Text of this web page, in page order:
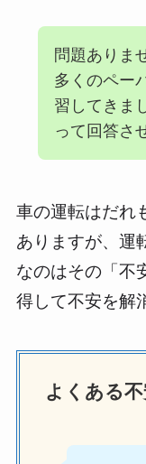
問題ありま
多くのペー
習してきま
って回答さ
車の運転はだれ
ありますが、運
なのはその「不
得して不安を解
よくある